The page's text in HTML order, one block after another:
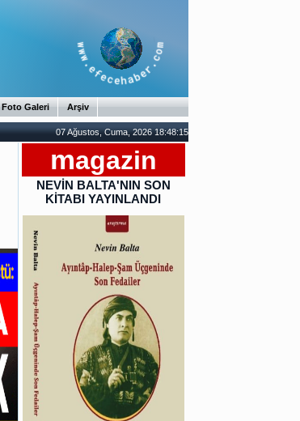
Foto Galeri Arşiv
07 Ağustos, Cuma, 2026 18:48:16
magazin
NEVİN BALTA'NIN SON
KİTABI YAYINLANDI